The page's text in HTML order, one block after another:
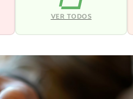
VER TODOS